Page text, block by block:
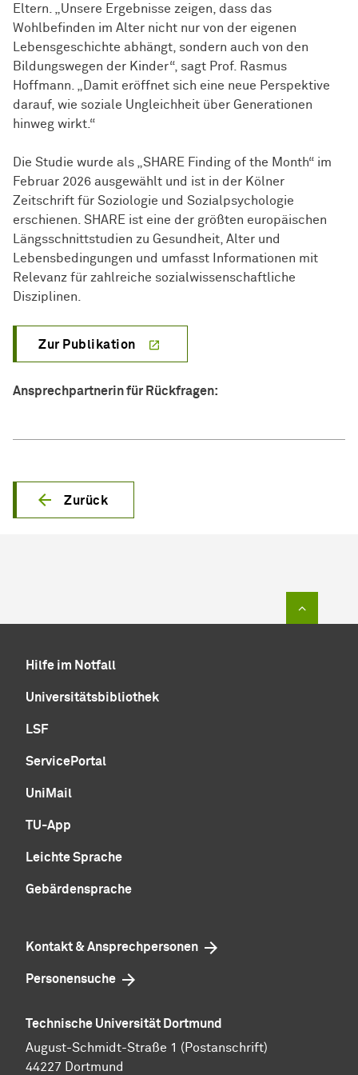
Eltern. „Unsere Ergebnisse zeigen, dass das
Wohlbefinden im Alter nicht nur von der eigenen
Lebensgeschichte abhängt, sondern auch von den
Bildungswegen der Kinder“, sagt Prof. Rasmus
Hoffmann. „Damit eröffnet sich eine neue Perspektive
darauf, wie soziale Ungleichheit über Generationen
hinweg wirkt.“
Die Studie wurde als „SHARE Finding of the Month“ im
Februar 2026 ausgewählt und ist in der Kölner
Zeitschrift für Soziologie und Sozialpsychologie
erschienen. SHARE ist eine der größten europäischen
Längsschnittstudien zu Gesundheit, Alter und
Lebensbedingungen und umfasst Informationen mit
Relevanz für zahlreiche sozialwissenschaftliche
Disziplinen.
Zur Publikation
Ansprechpartnerin für Rückfragen:
Zurück
Hilfe im Notfall
Universitätsbibliothek
LSF
ServicePortal
UniMail
TU-App
Leichte Sprache
Gebärdensprache
Kontakt & Ansprechpersonen
Personensuche
Technische Universität Dortmund
August-Schmidt-Straße 1 (Postanschrift)
44227 Dortmund